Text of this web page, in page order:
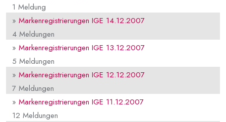
1 Meldung
» Markenregistrierungen IGE 14.12.2007
4 Meldungen
» Markenregistrierungen IGE 13.12.2007
5 Meldungen
» Markenregistrierungen IGE 12.12.2007
7 Meldungen
» Markenregistrierungen IGE 11.12.2007
12 Meldungen